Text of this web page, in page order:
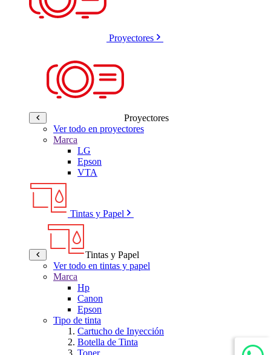
Proyectores
Proyectores
Ver todo en proyectores
Marca
LG
Epson
VTA
Tintas y Papel
Tintas y Papel
Ver todo en tintas y papel
Marca
Hp
Canon
Epson
Tipo de tinta
Cartucho de Inyección
Botella de Tinta
Toner